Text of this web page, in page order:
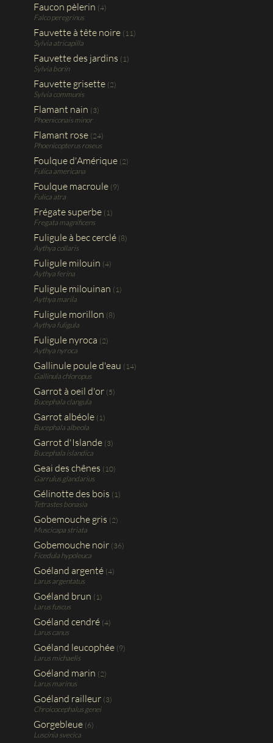
Faucon pèlerin (4)
Falco peregrinus
Fauvette à tête noire (11)
Sylvia atricapilla
Fauvette des jardins (1)
Sylvia borin
Fauvette grisette (2)
Sylvia communis
Flamant nain (3)
Phoeniconais minor
Flamant rose (24)
Phoenicopterus roseus
Foulque d'Amérique (2)
Fulica americana
Foulque macroule (9)
Fulica atra
Frégate superbe (1)
Fregata magnificens
Fuligule à bec cerclé (8)
Aythya collaris
Fuligule milouin (4)
Aythya ferina
Fuligule milouinan (1)
Aythya marila
Fuligule morillon (8)
Aythya fuligula
Fuligule nyroca (2)
Aythya nyroca
Gallinule poule d'eau (14)
Gallinula chloropus
Garrot à oeil d'or (5)
Bucephala clangula
Garrot albéole (1)
Bucephala albeola
Garrot d'Islande (3)
Bucephala islandica
Geai des chênes (10)
Garrulus glandarius
Gélinotte des bois (1)
Tetrastes bonasia
Gobemouche gris (2)
Muscicapa striata
Gobemouche noir (36)
Ficedula hypoleuca
Goéland argenté (4)
Larus argentatus
Goéland brun (1)
Larus fuscus
Goéland cendré (4)
Larus canus
Goéland leucophée (9)
Larus michaelis
Goéland marin (2)
Larus marinus
Goéland railleur (3)
Chroicocephalus genei
Gorgebleue (6)
Luscinia svecica